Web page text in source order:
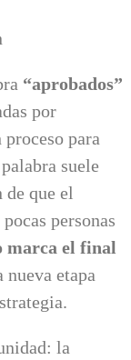
“aprobados”
por
para
suele
de que el
personas
marca el final
nueva etapa
la